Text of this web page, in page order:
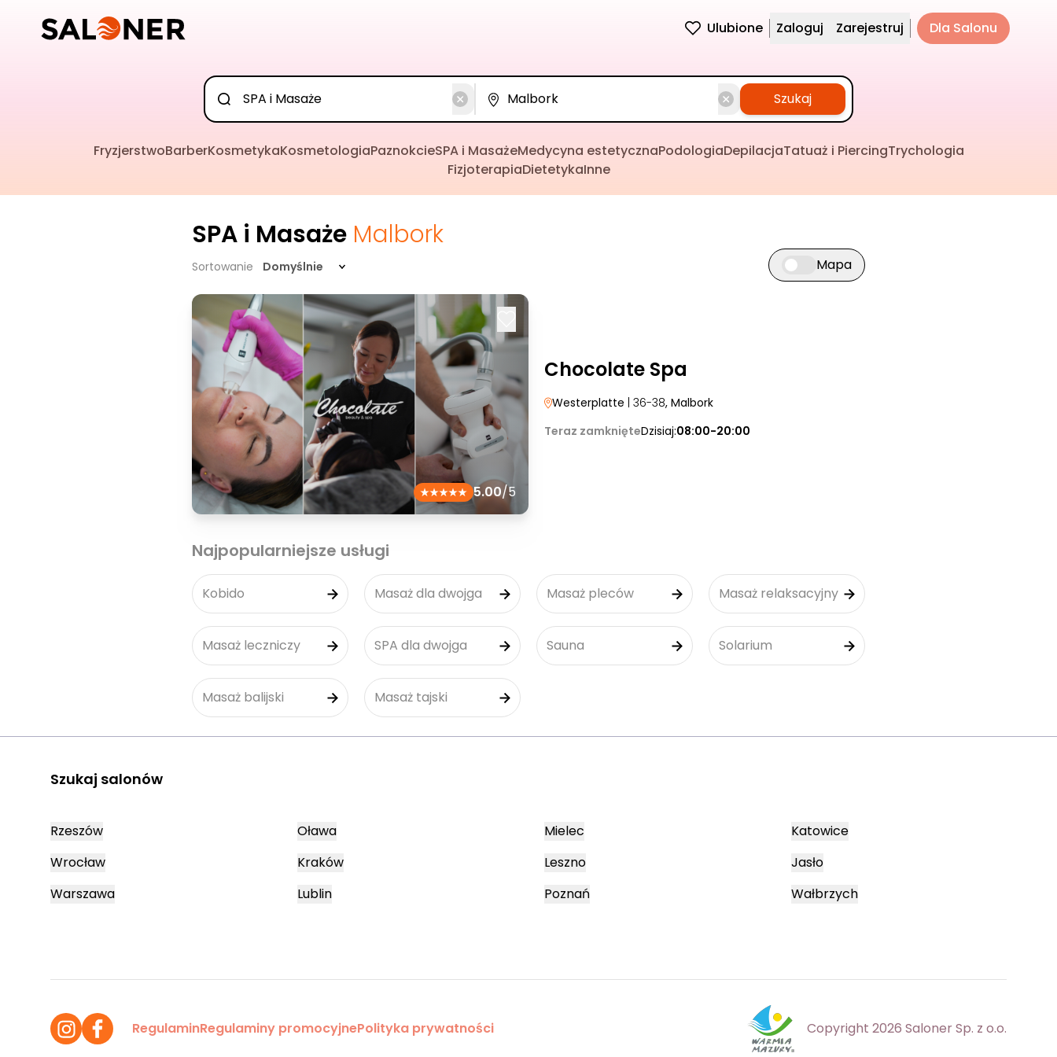
Ulubione Zaloguj Zarejestruj Dla Salonu
Szukaj
FryzjerstwoBarberKosmetykaKosmetologiaPaznokcieSPA i MasażeMedycyna estetycznaPodologiaDepilacjaTatuaż i PiercingTrychologia
FizjoterapiaDietetykaInne
SPA i Masaże Malbork
Sortowanie Domyślnie Przełącz widok mapy
Mapa
5.00/5
Chocolate Spa
Westerplatte | 36-38, Malbork
Teraz zamknięteDzisiaj:08:00-20:00
Najpopularniejsze usługi
Kobido Masaż dla dwojga Masaż pleców Masaż relaksacyjny
Masaż leczniczy SPA dla dwojga Sauna Solarium
Masaż balijski Masaż tajski
Szukaj salonów
Rzeszów
Wrocław
Warszawa
Oława
Kraków
Lublin
Mielec
Leszno
Poznań
Katowice
Jasło
Wałbrzych
RegulaminRegulaminy promocyjnePolityka prywatności Copyright 2026 Saloner Sp. z o.o.